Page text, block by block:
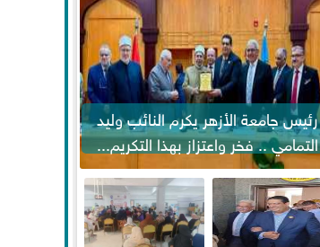
رئيس جامعة الأزهر يكرم النائب وليد
التمامي .. فخر واعتزاز بهذا التكريم...